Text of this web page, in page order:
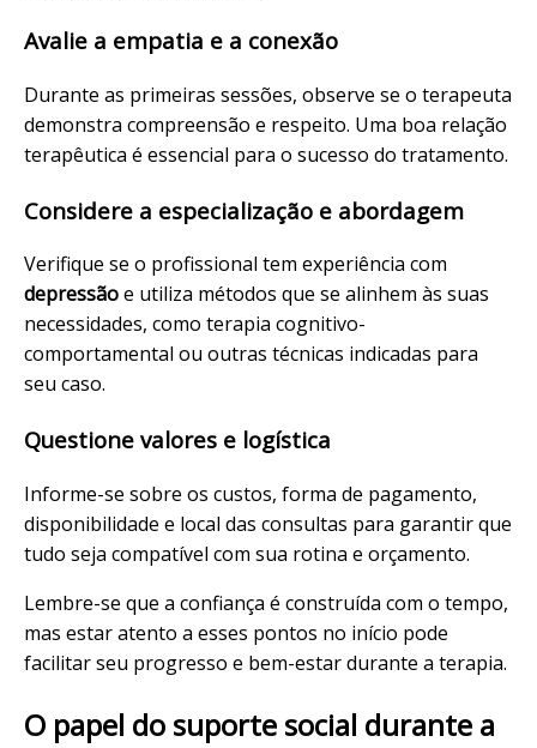
Avalie a empatia e a conexão
Durante as primeiras sessões, observe se o terapeuta
demonstra compreensão e respeito. Uma boa relação
terapêutica é essencial para o sucesso do tratamento.
Considere a especialização e abordagem
Verifique se o profissional tem experiência com
depressãoe utiliza métodos que se alinhem às suas
necessidades, como terapia cognitivo-
comportamental ou outras técnicas indicadas para
seu caso.
Questione valores e logística
Informe-se sobre os custos, forma de pagamento,
disponibilidade e local das consultas para garantir que
tudo seja compatível com sua rotina e orçamento.
Lembre-se que a confiança é construída com o tempo,
mas estar atento a esses pontos no início pode
facilitar seu progresso e bem-estar durante a terapia.
O papel do suporte social durante a